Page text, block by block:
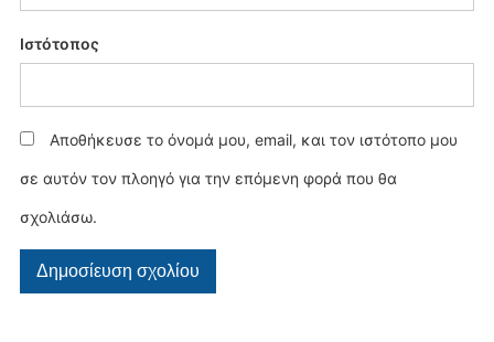
Ιστότοπος
Αποθήκευσε το όνομά μου, email, και τον ιστότοπο μου
σε αυτόν τον πλοηγό για την επόμενη φορά που θα
σχολιάσω.